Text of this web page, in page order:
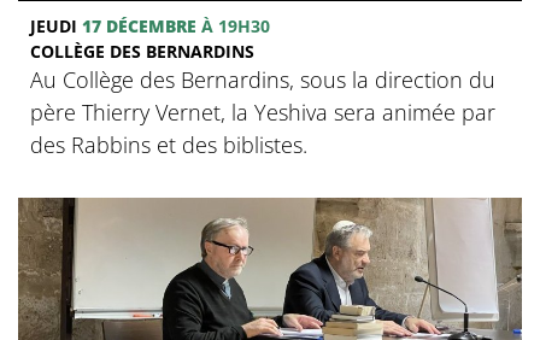
JEUDI 17 DÉCEMBRE À 19H30
COLLÈGE DES BERNARDINS
Au Collège des Bernardins, sous la direction du
père Thierry Vernet, la Yeshiva sera animée par
des Rabbins et des biblistes.